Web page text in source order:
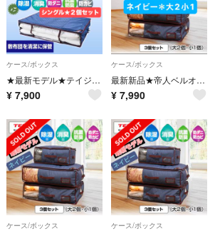
ケース/ボックス
★最新モデル★テイジン/収納ケースプレミアム/敷布団用/2個セット
¥ 7,900
ケース/ボックス
最新新品★帝人ベルオアシス収納ケース特別セット＊ネイビーBZKP033＊大2小1
¥ 7,990
ケース/ボックス ケース/ボックス